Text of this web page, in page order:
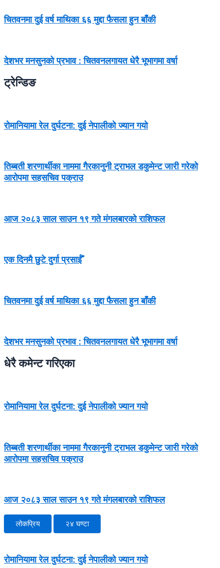
चितवनमा दुई वर्ष माथिका ६६ मुद्दा फैसला हुन बाँकी
देशभर मनसुनको प्रभाव : चितवनलगायत धेरै भूभागमा वर्षा
ट्रेन्डिङ
रोमानियामा रेल दुर्घटना: दुई नेपालीको ज्यान गयो
तिब्बती शरणार्थीका नाममा गैरकानुनी ट्राभल डकुमेन्ट जारी गरेको
आरोपमा सहसचिव पक्राउ
आज २०८३ साल साउन १९ गते मंगलबारको राशिफल
एक दिनमै छुटे दुर्गा प्रसाईँ
चितवनमा दुई वर्ष माथिका ६६ मुद्दा फैसला हुन बाँकी
देशभर मनसुनको प्रभाव : चितवनलगायत धेरै भूभागमा वर्षा
धेरै कमेन्ट गरिएका
रोमानियामा रेल दुर्घटना: दुई नेपालीको ज्यान गयो
तिब्बती शरणार्थीका नाममा गैरकानुनी ट्राभल डकुमेन्ट जारी गरेको
आरोपमा सहसचिव पक्राउ
आज २०८३ साल साउन १९ गते मंगलबारको राशिफल
लोकप्रिय २४ घण्टा
रोमानियामा रेल दुर्घटना: दुई नेपालीको ज्यान गयो